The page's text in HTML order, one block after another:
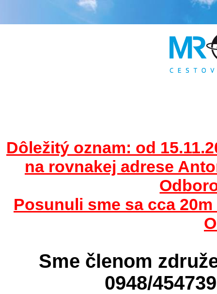
Dôležitý oznam: od
na rovnakej adrese
Posunuli sme sa cca
Sme členom
0948/